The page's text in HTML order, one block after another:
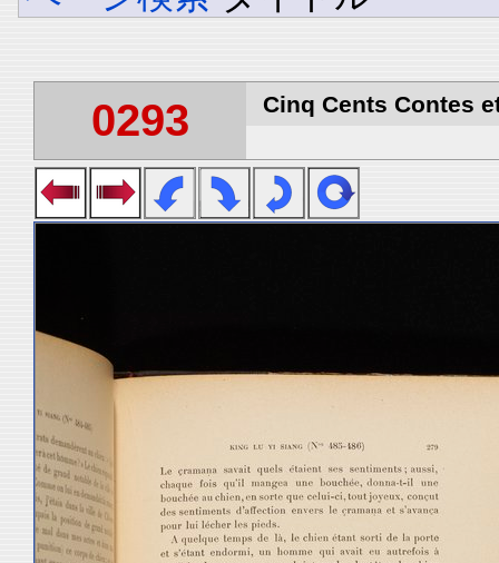
0293 Cinq Cents Contes